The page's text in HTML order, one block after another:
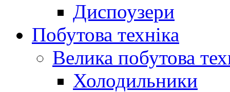
Диспоузери
Побутова техніка
Велика побутова
Холодильники